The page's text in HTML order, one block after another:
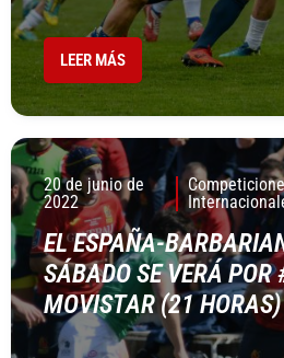
LEER MÁS
20 de junio de
2022
EL ESPAÑA-
SÁBADO SE VERÁ POR
MOVISTAR (21 HORAS)